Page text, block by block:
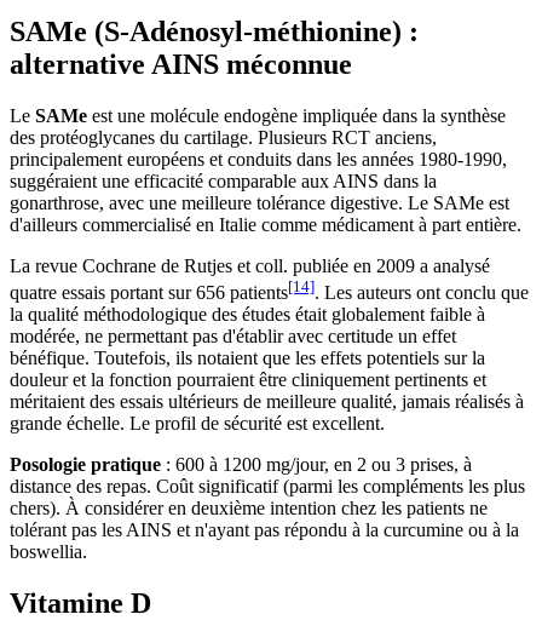
SAMe (S-Adénosyl-méthionine) :
alternative AINS méconnue
Le SAMe est une molécule endogène impliquée dans la synthèse
des protéoglycanes du cartilage. Plusieurs RCT anciens,
principalement européens et conduits dans les années 1980-1990,
suggéraient une efficacité comparable aux AINS dans la
gonarthrose, avec une meilleure tolérance digestive. Le SAMe est
d'ailleurs commercialisé en Italie comme médicament à part entière.
La revue Cochrane de Rutjes et coll. publiée en 2009 a analysé
quatre essais portant sur 656 patients[14]. Les auteurs ont conclu que
la qualité méthodologique des études était globalement faible à
modérée, ne permettant pas d'établir avec certitude un effet
bénéfique. Toutefois, ils notaient que les effets potentiels sur la
douleur et la fonction pourraient être cliniquement pertinents et
méritaient des essais ultérieurs de meilleure qualité, jamais réalisés à
grande échelle. Le profil de sécurité est excellent.
Posologie pratique : 600 à 1200 mg/jour, en 2 ou 3 prises, à
distance des repas. Coût significatif (parmi les compléments les plus
chers). À considérer en deuxième intention chez les patients ne
tolérant pas les AINS et n'ayant pas répondu à la curcumine ou à la
boswellia.
Vitamine D